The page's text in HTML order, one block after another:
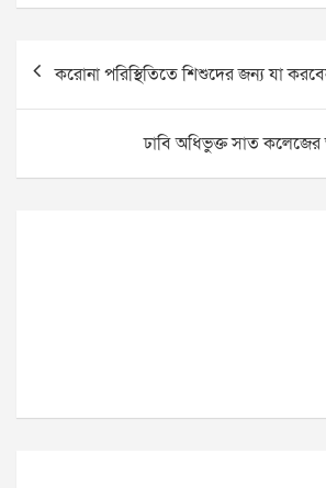
Post
navigation
করোনা পরিস্থিতিতে শিশুদের জন্য যা
ঢাবি অধিভুক্ত সাত